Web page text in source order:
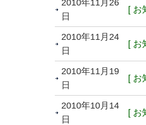
2010年11月26
日
[ お
2010年11月24
日
[ お
2010年11月19
日
[ お
2010年10月14
日
[ お